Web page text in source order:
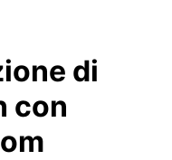
di
con